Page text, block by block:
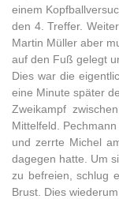
einem
den 4. Treffer.
Martin Müller aber
auf den Fuß gelegt
Dies war die
eine Minute später
Zweikampf
Mittelfeld. Pechmann
und zerrte Michel
dagegen hatte. Um
zu befreien, schlug
Brust. Dies